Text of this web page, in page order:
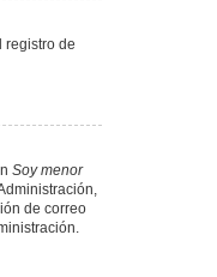
registro de
Soy menor
de correo